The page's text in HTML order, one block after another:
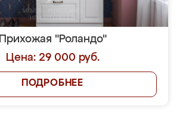
Прихожая "Роландо"
Цена: 29 000 руб.
ПОДРОБНЕЕ